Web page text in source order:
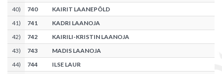
40) 740
KAIRIT LAANEPÕLD
41) 741
KADRI LAANOJA
42) 742
KAIRILI-KRISTIN LAANOJA
43) 743
MADIS LAANOJA
44) 744
ILSE LAUR